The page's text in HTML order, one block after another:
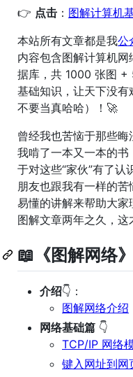
👉 点击 ： 图解计算机
本站所有文章都是我公
内容包含图解计算机
据库，共 1000 张图 +
基础知识，让天下没
不要当真哈哈）！🚀
曾经我也苦恼于那些
我啃了一本又一本的
于对这些“家伙”有了
朋友也跟我有一样的
易懂的讲解来帮助大
图解文章两年之久，这
📖《图解网络》
介绍👇：
图解网络介绍
网络基础篇 👇
TCP/IP 网络
键入网址到网